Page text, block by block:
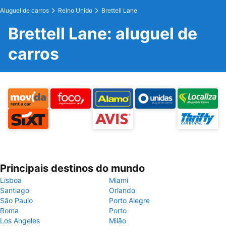
Aluguel de carros Reino Unido Brettell Lane
Brettell Lane: aluguel de
carros
Principais destinos do mundo
Lisboa
Miami
Santiago
Orlando
São Paulo
Porto Alegre
Roma
Porto
Los Angeles
Milão